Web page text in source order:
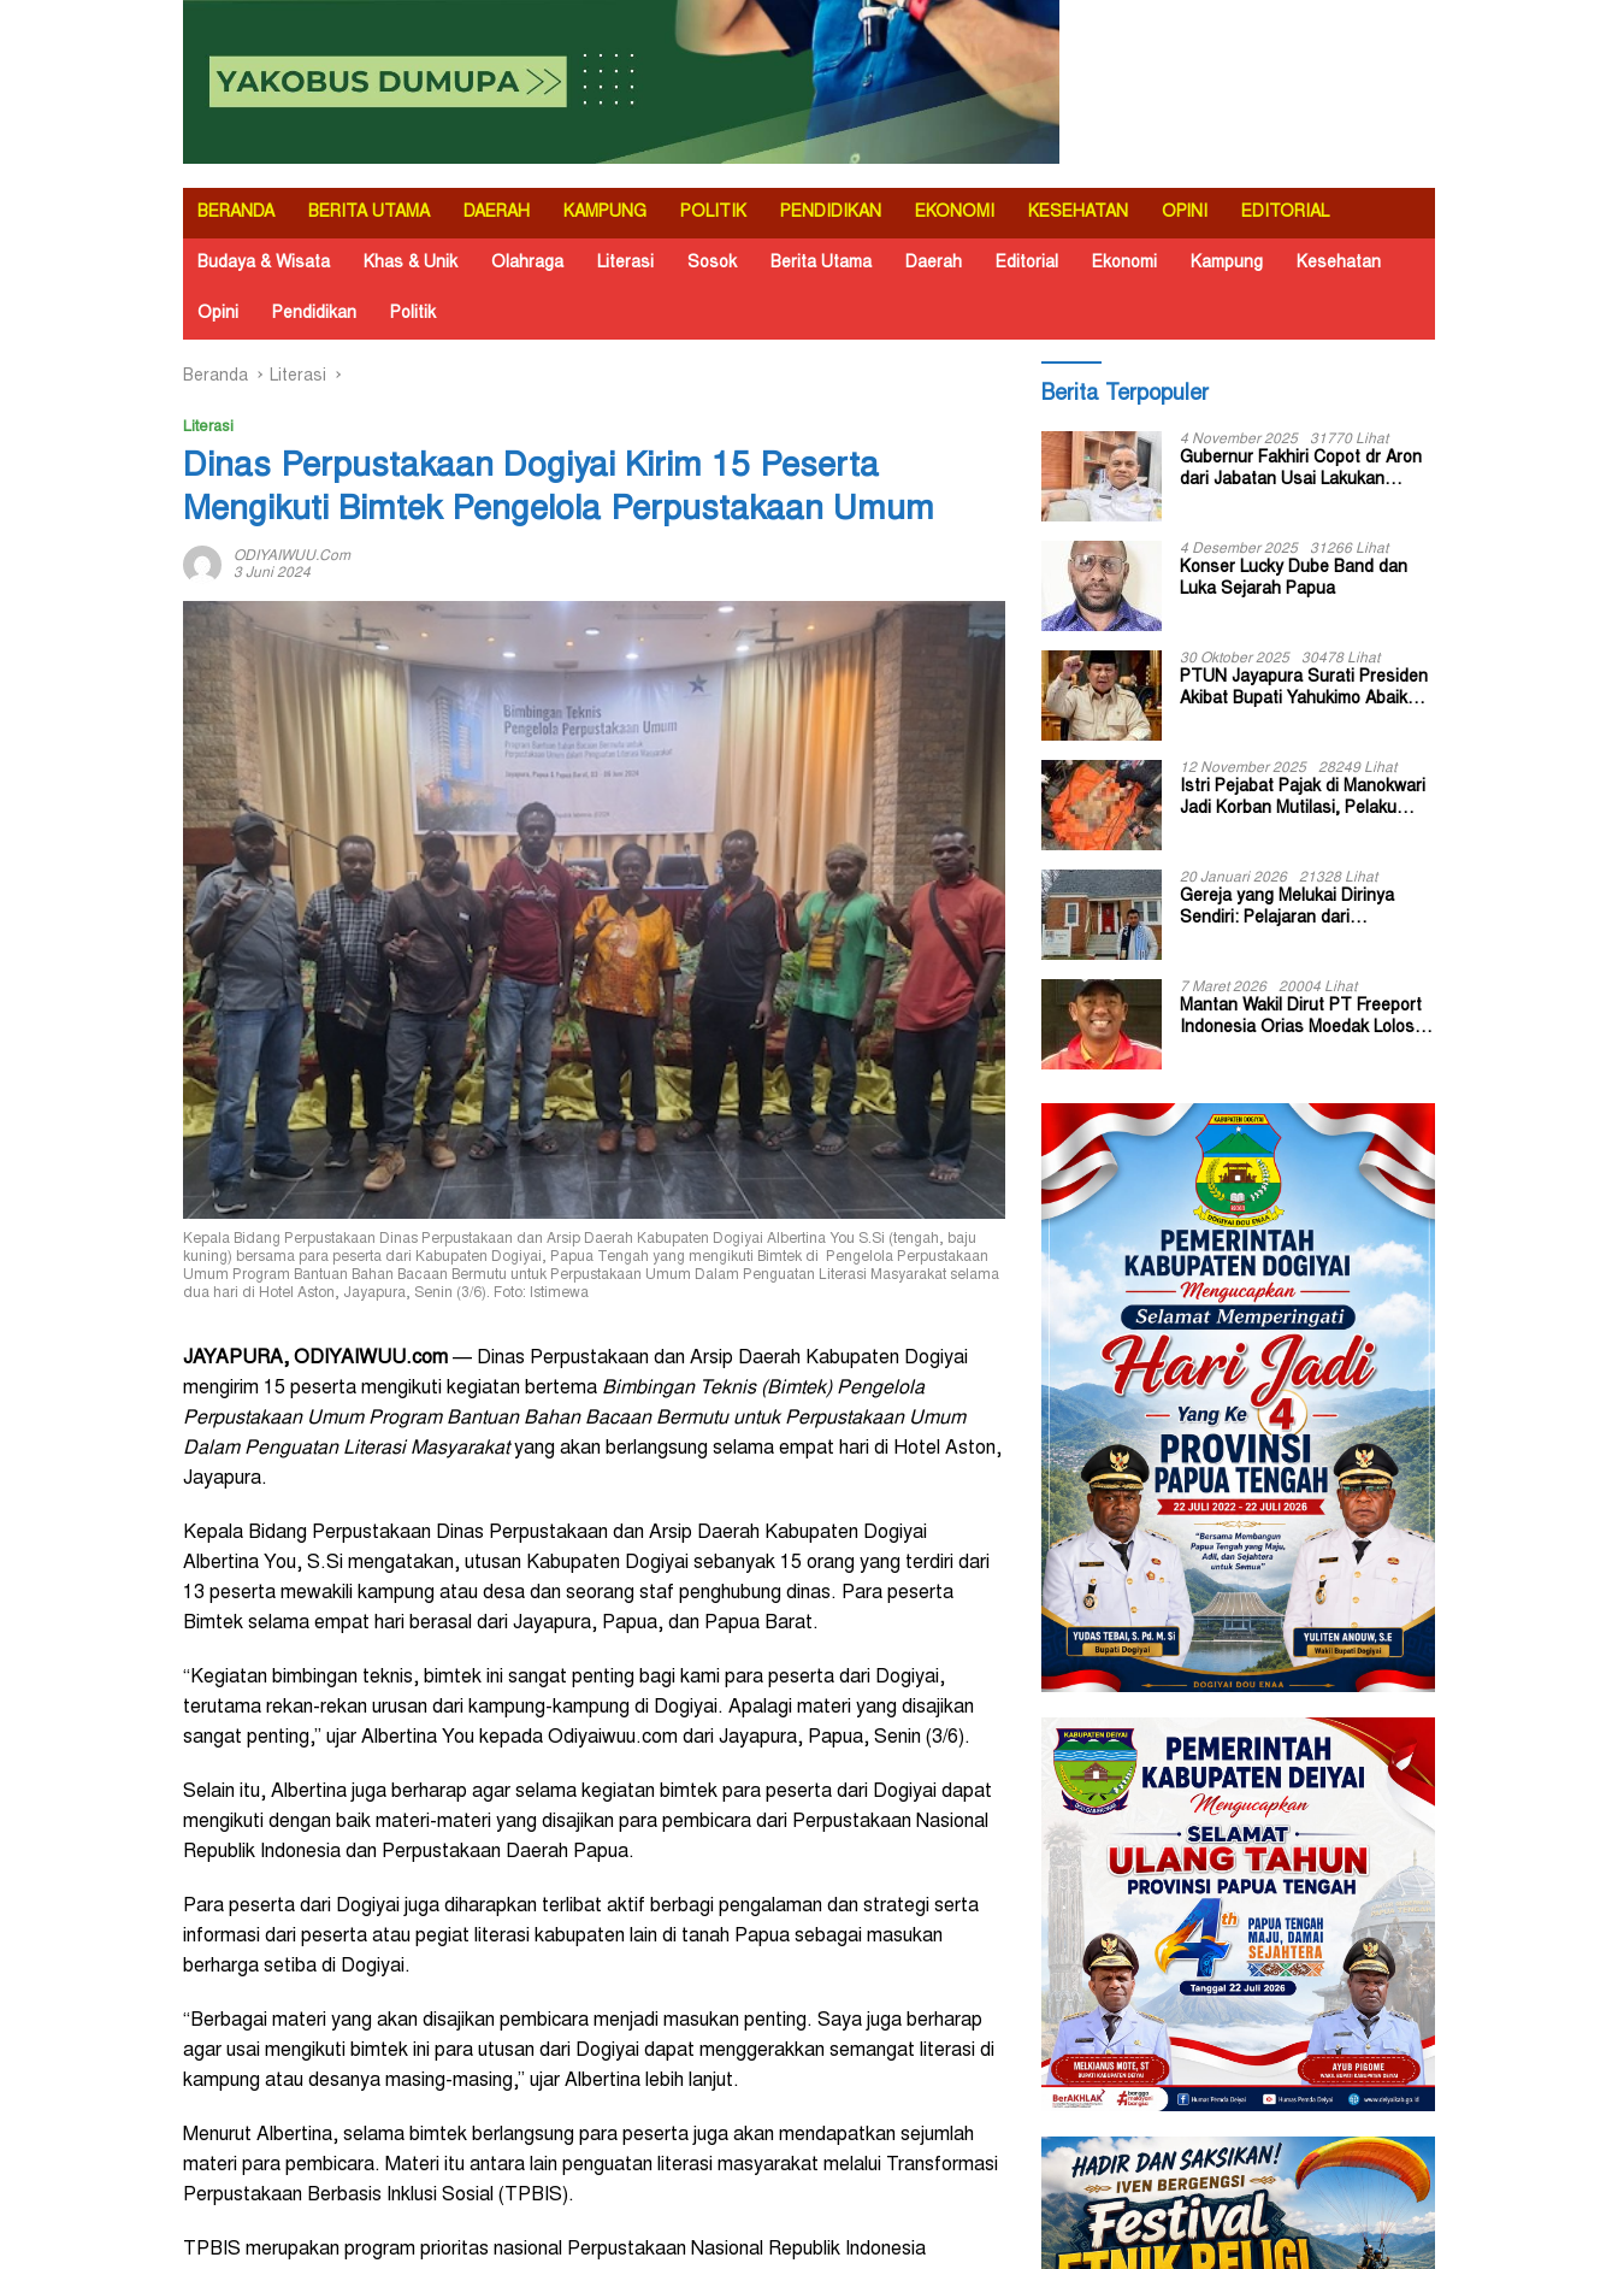
BERANDA BERITA UTAMA DAERAH KAMPUNG POLITIK PENDIDIKAN EKONOMI KESEHATAN OPINI EDITORIAL
Budaya & Wisata Khas & Unik Olahraga Literasi Sosok Berita Utama Daerah Editorial Ekonomi Kampung Kesehatan
Opini Pendidikan Politik
Beranda Literasi
Literasi
Dinas Perpustakaan Dogiyai Kirim 15 Peserta
Mengikuti Bimtek Pengelola Perpustakaan Umum
ODIYAIWUU.com
3 Juni 2024
Kepala Bidang Perpustakaan Dinas Perpustakaan dan Arsip Daerah Kabupaten Dogiyai Albertina You S.Si (tengah, baju
kuning) bersama para peserta dari Kabupaten Dogiyai, Papua Tengah yang mengikuti Bimtek di Pengelola Perpustakaan
Umum Program Bantuan Bahan Bacaan Bermutu untuk Perpustakaan Umum Dalam Penguatan Literasi Masyarakat selama
dua hari di Hotel Aston, Jayapura, Senin (3/6). Foto: Istimewa
JAYAPURA, ODIYAIWUU.com — Dinas Perpustakaan dan Arsip Daerah Kabupaten Dogiyai
mengirim 15 peserta mengikuti kegiatan bertema Bimbingan Teknis (Bimtek) Pengelola
Perpustakaan Umum Program Bantuan Bahan Bacaan Bermutu untuk Perpustakaan Umum
Dalam Penguatan Literasi Masyarakatyang akan berlangsung selama empat hari di Hotel Aston,
Jayapura.
Kepala Bidang Perpustakaan Dinas Perpustakaan dan Arsip Daerah Kabupaten Dogiyai
Albertina You, S.Si mengatakan, utusan Kabupaten Dogiyai sebanyak 15 orang yang terdiri dari
13 peserta mewakili kampung atau desa dan seorang staf penghubung dinas. Para peserta
Bimtek selama empat hari berasal dari Jayapura, Papua, dan Papua Barat.
“Kegiatan bimbingan teknis, bimtek ini sangat penting bagi kami para peserta dari Dogiyai,
terutama rekan-rekan urusan dari kampung-kampung di Dogiyai. Apalagi materi yang disajikan
sangat penting,” ujar Albertina You kepada Odiyaiwuu.com dari Jayapura, Papua, Senin (3/6).
Selain itu, Albertina juga berharap agar selama kegiatan bimtek para peserta dari Dogiyai dapat
mengikuti dengan baik materi-materi yang disajikan para pembicara dari Perpustakaan Nasional
Republik Indonesia dan Perpustakaan Daerah Papua.
Para peserta dari Dogiyai juga diharapkan terlibat aktif berbagi pengalaman dan strategi serta
informasi dari peserta atau pegiat literasi kabupaten lain di tanah Papua sebagai masukan
berharga setiba di Dogiyai.
“Berbagai materi yang akan disajikan pembicara menjadi masukan penting. Saya juga berharap
agar usai mengikuti bimtek ini para utusan dari Dogiyai dapat menggerakkan semangat literasi di
kampung atau desanya masing-masing,” ujar Albertina lebih lanjut.
Menurut Albertina, selama bimtek berlangsung para peserta juga akan mendapatkan sejumlah
materi para pembicara. Materi itu antara lain penguatan literasi masyarakat melalui Transformasi
Perpustakaan Berbasis Inklusi Sosial (TPBIS).
TPBIS merupakan program prioritas nasional Perpustakaan Nasional Republik Indonesia
Berita Terpopuler
4 November 2025 31770 Lihat
Gubernur Fakhiri Copot dr Aron
dari Jabatan Usai Lakukan
4 Desember 2025 31266 Lihat
Konser Lucky Dube Band dan
Luka Sejarah Papua
30 Oktober 2025 30478 Lihat
PTUN Jayapura Surati Presiden
Akibat Bupati Yahukimo Abaikan
12 November 2025 28249 Lihat
Istri Pejabat Pajak di Manokwari
Jadi Korban Mutilasi, Pelaku
20 Januari 2026 21328 Lihat
Gereja yang Melukai Dirinya
Sendiri: Pelajaran dari
7 Maret 2026 20004 Lihat
Mantan Wakil Dirut PT Freeport
Indonesia Orias Moedak Lolos